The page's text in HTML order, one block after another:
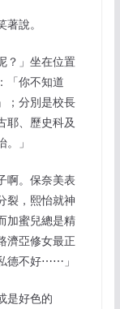
說。
？」坐在位置
「你不知道
；分別是校長
耶、歷史科及
」
啊。保奈美表
裂，熙怡就神
加蜜兒總是精
濟亞修女最正
德不好⋯⋯」
是好色的